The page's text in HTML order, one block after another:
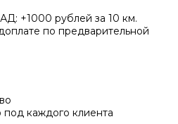
+1000 рублей за 10 км.
по предварительной
каждого клиента